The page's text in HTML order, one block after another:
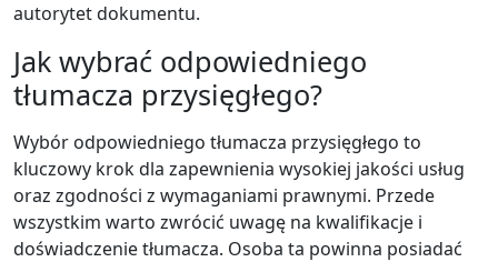
autorytet dokumentu.
Jak wybrać odpowiedniego
tłumacza przysięgłego?
Wybór odpowiedniego tłumacza przysięgłego to
kluczowy krok dla zapewnienia wysokiej jakości usług
oraz zgodności z wymaganiami prawnymi. Przede
wszystkim warto zwrócić uwagę na kwalifikacje i
doświadczenie tłumacza. Osoba ta powinna posiadać